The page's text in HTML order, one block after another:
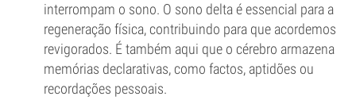
interrompam o sono. O sono delta é essencial para a
regeneração física, contribuindo para que acordemos
revigorados. É também aqui que o cérebro armazena
memórias declarativas, como factos, aptidões ou
recordações pessoais.